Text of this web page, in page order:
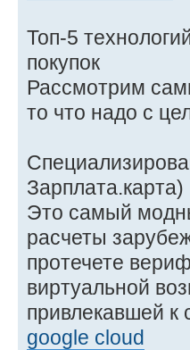
Топ-5
покупок
Рассмотрим
то что надо с
Зарплата.карта)
Это самый
расчеты
протечете
виртуальной
привлекавшей к
google cloud